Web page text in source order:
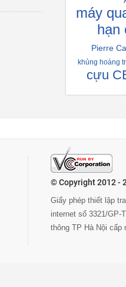
máy
hạn
Pierre
khủng hoàng
cựu
© Copyright 2012 -
Giấy phép thiết lập
internet số 3321/GP-
thông TP Hà Nội cấp